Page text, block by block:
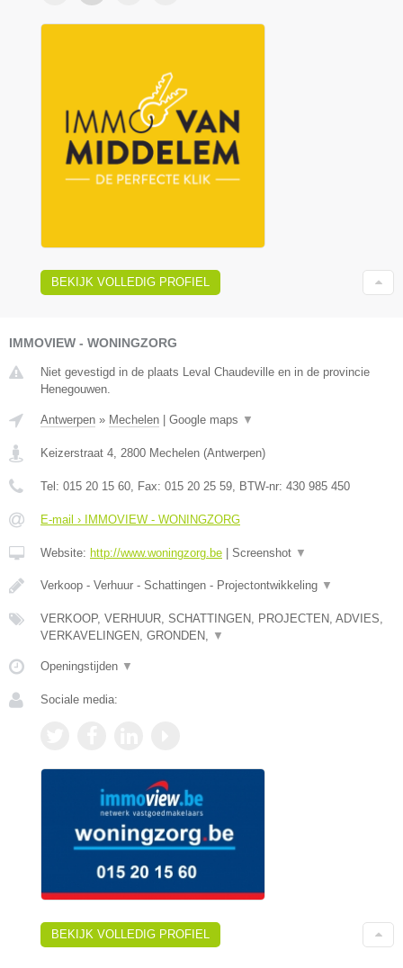
BEKIJK VOLLEDIG PROFIEL
IMMOVIEW - WONINGZORG
Niet gevestigd in de plaats Leval Chaudeville en in de provincie
Henegouwen.
Antwerpen » Mechelen Google maps ▼
Keizerstraat 4 2800 Mechelen (Antwerpen)
Tel: 015 20 15 60 , Fax: 015 20 25 59 , BTW-nr: 430 985 450
E-mail › IMMOVIEW - WONINGZORG
Website: http://www.woningzorg.be Screenshot ▼
Verkoop - Verhuur - Schattingen - Projectontwikkeling ▼
VERKOOP, VERHUUR, SCHATTINGEN, PROJECTEN, ADVIES,
VERKAVELINGEN, GRONDEN,
▼
Openingstijden ▼
Sociale media:
BEKIJK VOLLEDIG PROFIEL